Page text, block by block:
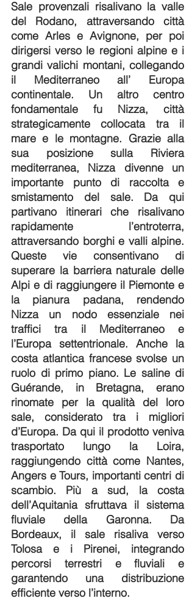
Sale provenzali risalivano la valle
del Rodano, attraversando città
come Arles e Avignone, per poi
dirigersi verso le regioni alpine e i
grandi valichi montani, collegando
il Mediterraneo all’ Europa
continentale. Un altro centro
fondamentale fu Nizza, città
strategicamente collocata tra il
mare e le montagne. Grazie alla
sua posizione sulla Riviera
mediterranea, Nizza divenne un
importante punto di raccolta e
smistamento del sale. Da qui
partivano itinerari che risalivano
rapidamente l’entroterra,
attraversando borghi e valli alpine.
Queste vie consentivano di
superare la barriera naturale delle
Alpi e di raggiungere il Piemonte e
la pianura padana, rendendo
Nizza un nodo essenziale nei
traffici tra il Mediterraneo e
l’Europa settentrionale. Anche la
costa atlantica francese svolse un
ruolo di primo piano. Le saline di
Guérande, in Bretagna, erano
rinomate per la qualità del loro
sale, considerato tra i migliori
d’Europa. Da qui il prodotto veniva
trasportato lungo la Loira,
raggiungendo città come Nantes,
Angers e Tours, importanti centri di
scambio. Più a sud, la costa
dell’Aquitania sfruttava il sistema
fluviale della Garonna. Da
Bordeaux, il sale risaliva verso
Tolosa e i Pirenei, integrando
percorsi terrestri e fluviali e
garantendo una distribuzione
efficiente verso l’interno.